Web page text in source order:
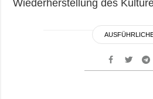
Wiederherstellung des